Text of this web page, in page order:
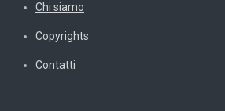
Chi siamo
Copyrights
Contatti